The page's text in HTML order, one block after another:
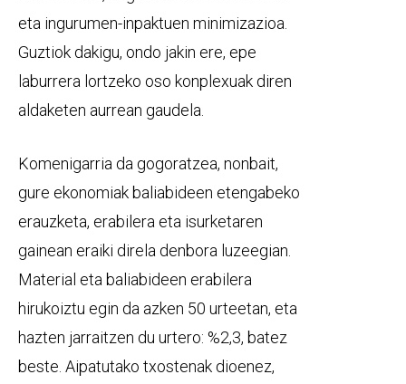
eta ingurumen-inpaktuen minimizazioa.
Guztiok dakigu, ondo jakin ere, epe
laburrera lortzeko oso konplexuak diren
aldaketen aurrean gaudela.
Komenigarria da gogoratzea, nonbait,
gure ekonomiak baliabideen etengabeko
erauzketa, erabilera eta isurketaren
gainean eraiki direla denbora luzeegian.
Material eta baliabideen erabilera
hirukoiztu egin da azken 50 urteetan, eta
hazten jarraitzen du urtero: %2,3, batez
beste. Aipatutako txostenak dioenez,